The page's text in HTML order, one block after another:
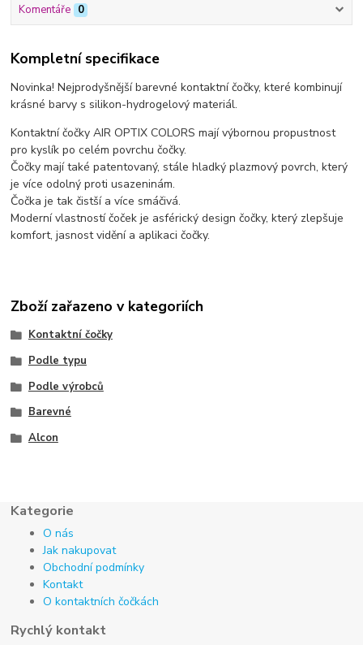
Komentáře 0
Kompletní specifikace
Novinka! Nejprodyšnější barevné kontaktní čočky, které kombinují
krásné barvy s silikon-hydrogelový materiál.
Kontaktní čočky AIR OPTIX COLORS mají výbornou propustnost
pro kyslík po celém povrchu čočky.
Čočky mají také patentovaný, stále hladký plazmový povrch, který
je více odolný proti usazeninám.
Čočka je tak čistší a více smáčivá.
Moderní vlastností čoček je asférický design čočky, který zlepšuje
komfort, jasnost vidění a aplikaci čočky.
Zboží zařazeno v kategoriích
Kontaktní čočky
Podle typu
Podle výrobců
Barevné
Alcon
Kategorie
O nás
Jak nakupovat
Obchodní podmínky
Kontakt
O kontaktních čočkách
Rychlý kontakt